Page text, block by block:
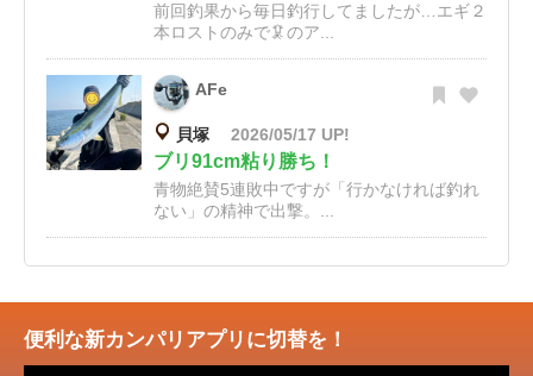
前回釣果から毎日釣行してましたが…エギ２
本ロストのみで🦑のア...
AFe
貝塚 2026/05/17 UP!
ブリ91cm粘り勝ち！
青物絶賛5連敗中ですが「行かなければ釣れ
ない」の精神で出撃。...
便利な新カンパリアプリに切替を！